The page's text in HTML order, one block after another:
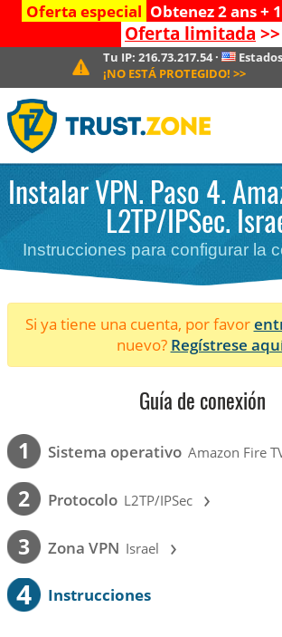
Oferta especial Obtenez 2 ans +
Oferta limitada >>
Tu IP:216.73.217.54·
¡NO ESTÁ PROTEGIDO! >>
Instalar VPN. Paso 4.
L2TP/IPSec.
Instrucciones para configurar la
Si ya tiene una cuenta, por favor
nuevo? Regístrese
Guía de conexión
1 Sistema operativo Amazon Fire
2 Protocolo L2TP/IPSec ›
3 Zona VPN Israel ›
4 Instrucciones